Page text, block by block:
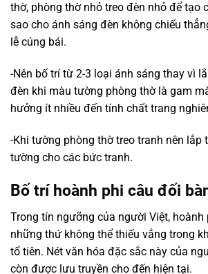
thờ, phòng thờ nhỏ treo đèn nhỏ để tạo
sao cho ánh sáng đèn không chiếu
lễ cúng bái.
-Nên bố trí từ 2-3 loại ánh sáng thay vì
đèn khi màu tường phòng thờ là gam
hưởng ít nhiều đến tính chất trang
-Khi tường phòng thờ treo tranh nên lắp
tường cho các bức tranh.
Bố trí hoành phi câu đối
Trong tín ngưỡng của người Việt, hoành
những thứ không thể thiếu vắng trong
tổ tiên. Nét văn hóa đặc sắc này của
còn được lưu truyền cho đến hiện tại.